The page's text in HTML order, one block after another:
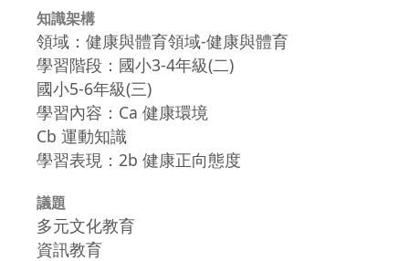
知識架構
領域：健康與體育領域-健康與體育
學習階段：國小3-4年級(二)
國小5-6年級(三)
學習內容：Ca 健康環境
Cb 運動知識
學習表現：2b 健康正向態度
議題
多元文化教育
資訊教育